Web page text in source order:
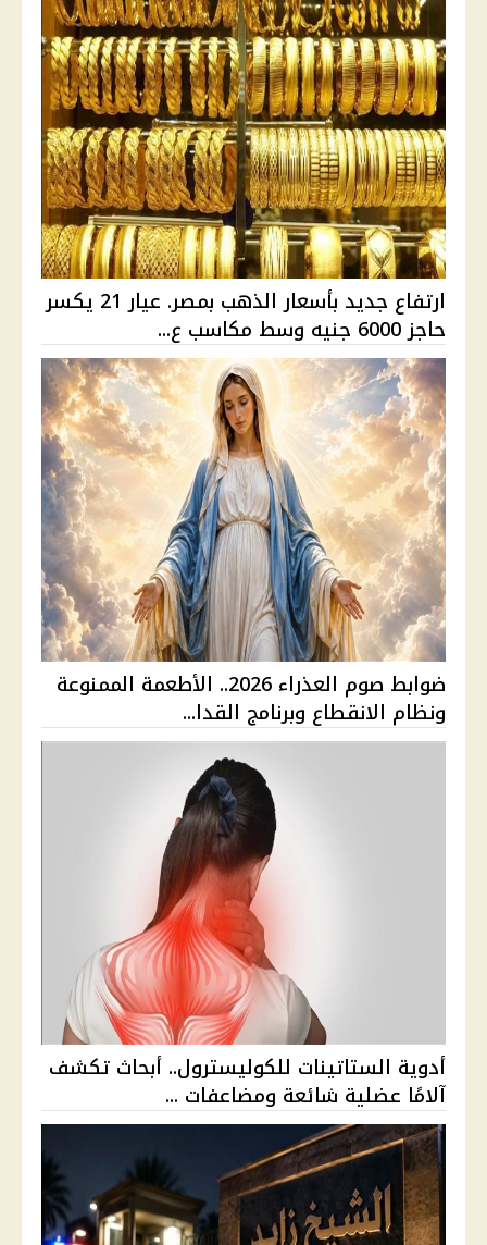
ارتفاع جديد بأسعار الذهب بمصر. عيار 21 يكسر
حاجز 6000 جنيه وسط مكاسب ع...
ضوابط صوم العذراء 2026.. الأطعمة الممنوعة
ونظام الانقطاع وبرنامج القدا...
أدوية الستاتينات للكوليسترول.. أبحاث تكشف
آلامًا عضلية شائعة ومضاعفات ...